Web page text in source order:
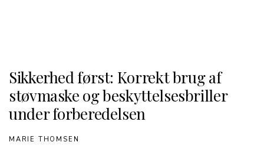
Sikkerhed først: Korrekt brug af
støvmaske og beskyttelsesbriller
under forberedelsen
MARIE THOMSEN